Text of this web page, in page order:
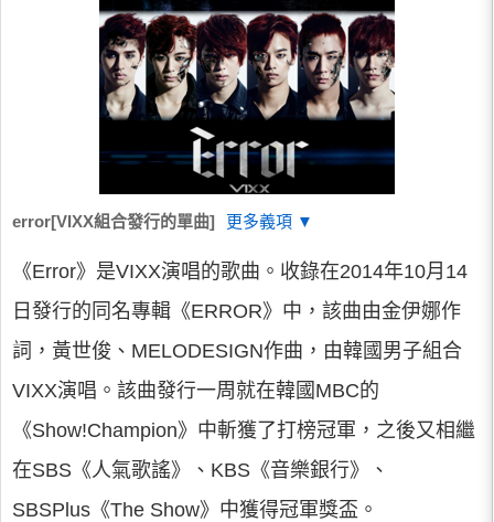
error[VIXX組合發行的單曲] 更多義項 ▼
《Error》是VIXX演唱的歌曲。收錄在2014年10月14
日發行的同名專輯《ERROR》中，該曲由金伊娜作
詞，黃世俊、MELODESIGN作曲，由韓國男子組合
VIXX演唱。該曲發行一周就在韓國MBC的
《Show!Champion》中斬獲了打榜冠軍，之後又相繼
在SBS《人氣歌謠》、KBS《音樂銀行》、
SBSPlus《The Show》中獲得冠軍獎盃。